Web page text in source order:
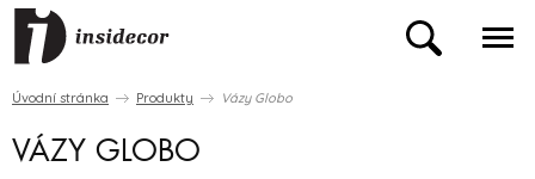
Úvodní stránka Produkty Vázy Globo
VÁZY GLOBO